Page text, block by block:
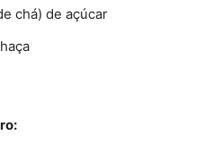
chá) de açúcar